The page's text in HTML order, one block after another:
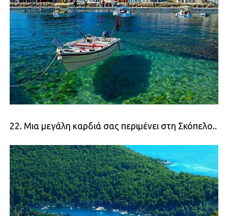
22. Μια μεγάλη καρδιά σας περιμένει στη Σκόπελο..